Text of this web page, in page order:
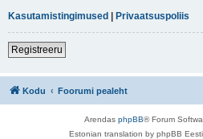
Kasutamistingimused | Privaatsuspoliis
Registreeru
Kodu Foorumi pealeht
Arendas phpBB® Forum
Estonian translation by phpBB